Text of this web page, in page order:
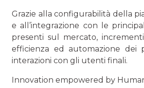
Grazie alla configurabilità della
e all’integrazione con le
presenti sul mercato,
efficienza ed automazione dei
interazioni con gli utenti finali.
Innovation empowered by